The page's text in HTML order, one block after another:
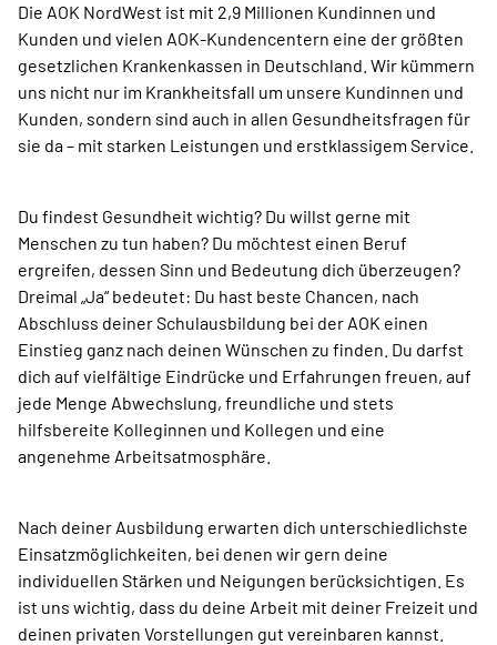
Die AOK NordWest ist mit 2,9 Millionen Kundinnen und
Kunden und vielen AOK-Kundencentern eine der größten
gesetzlichen Krankenkassen in Deutschland. Wir kümmern
uns nicht nur im Krankheitsfall um unsere Kundinnen und
Kunden, sondern sind auch in allen Gesundheitsfragen für
sie da – mit starken Leistungen und erstklassigem Service.
Du findest Gesundheit wichtig? Du willst gerne mit
Menschen zu tun haben? Du möchtest einen Beruf
ergreifen, dessen Sinn und Bedeutung dich überzeugen?
Dreimal „Ja“ bedeutet: Du hast beste Chancen, nach
Abschluss deiner Schulausbildung bei der AOK einen
Einstieg ganz nach deinen Wünschen zu finden. Du darfst
dich auf vielfältige Eindrücke und Erfahrungen freuen, auf
jede Menge Abwechslung, freundliche und stets
hilfsbereite Kolleginnen und Kollegen und eine
angenehme Arbeitsatmosphäre.
Nach deiner Ausbildung erwarten dich unterschiedlichste
Einsatzmöglichkeiten, bei denen wir gern deine
individuellen Stärken und Neigungen berücksichtigen. Es
ist uns wichtig, dass du deine Arbeit mit deiner Freizeit und
deinen privaten Vorstellungen gut vereinbaren kannst.